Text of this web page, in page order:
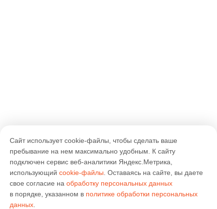
Сайт использует cookie-файлы, чтобы сделать ваше
пребывание на нем максимально удобным. К cайту
подключен сервис веб-аналитики Яндекс.Метрика,
использующий cookie-файлы . Оставаясь на сайте, вы даете
свое согласие на обработку персональных данных
в порядке, указанном в политике обработки персональных
данных